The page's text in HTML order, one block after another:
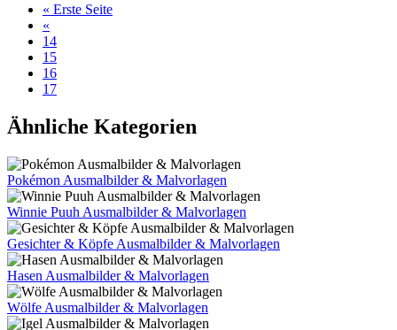
« Erste Seite
«
14
15
16
17
Ähnliche Kategorien
Pokémon Ausmalbilder & Malvorlagen
Winnie Puuh Ausmalbilder & Malvorlagen
Gesichter & Köpfe Ausmalbilder & Malvorlagen
Hasen Ausmalbilder & Malvorlagen
Wölfe Ausmalbilder & Malvorlagen